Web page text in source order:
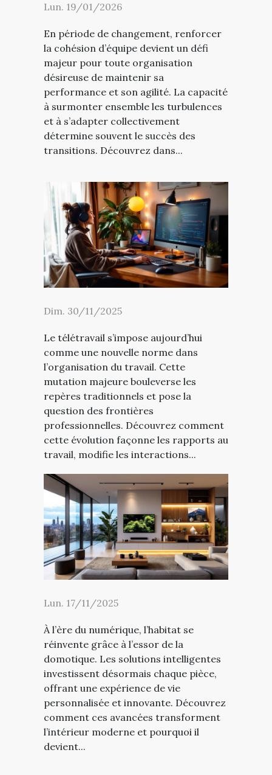
Lun. 19/01/2026
En période de changement, renforcer
la cohésion d’équipe devient un défi
majeur pour toute organisation
désireuse de maintenir sa
performance et son agilité. La capacité
à surmonter ensemble les turbulences
et à s’adapter collectivement
détermine souvent le succès des
transitions. Découvrez dans...
Dim. 30/11/2025
Le télétravail s’impose aujourd’hui
comme une nouvelle norme dans
l’organisation du travail. Cette
mutation majeure bouleverse les
repères traditionnels et pose la
question des frontières
professionnelles. Découvrez comment
cette évolution façonne les rapports au
travail, modifie les interactions...
Lun. 17/11/2025
À l’ère du numérique, l’habitat se
réinvente grâce à l’essor de la
domotique. Les solutions intelligentes
investissent désormais chaque pièce,
offrant une expérience de vie
personnalisée et innovante. Découvrez
comment ces avancées transforment
l’intérieur moderne et pourquoi il
devient...